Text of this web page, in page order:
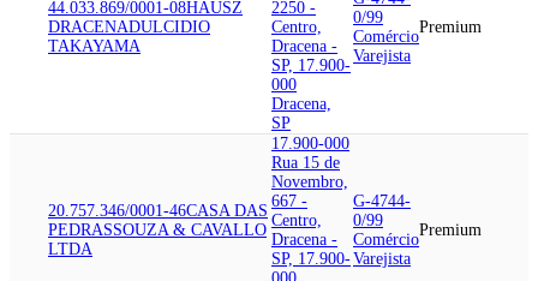
44.033.869/0001-08HAUSZ
DRACENADULCIDIO
TAKAYAMA
2250 -
Centro,
Dracena -
SP, 17.900-
000
Dracena,
SP
0/99
Comércio
Varejista
Premium
20.757.346/0001-46CASA DAS
PEDRASSOUZA & CAVALLO
LTDA
17.900-000
Rua 15 de
Novembro,
667 -
Centro,
Dracena -
SP, 17.900-
G-4744-
0/99
Comércio
Varejista
Premium